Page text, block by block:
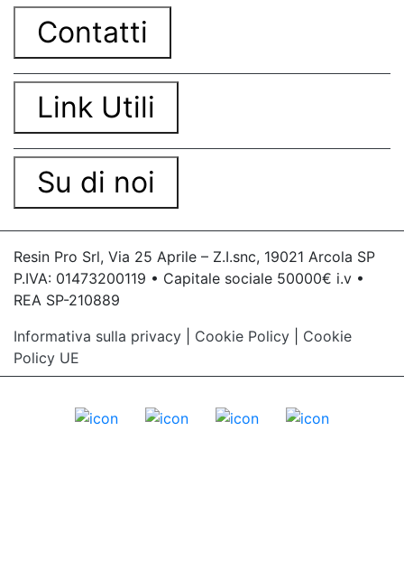
Contatti
Link Utili
Su di noi
Resin Pro Srl, Via 25 Aprile – Z.I.snc, 19021 Arcola SP
P.IVA: 01473200119 • Capitale sociale 50000€ i.v •
REA SP-210889
Informativa sulla privacy
Cookie Policy
Cookie
Policy UE